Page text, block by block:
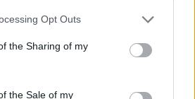
app uses one or more Google
usage behaviour. You may click to
Google and its third-party tags to
specified purposes in below Google
Opt Outs
the Sharing of my
the Sale of my
United 2026-08-12 20:30